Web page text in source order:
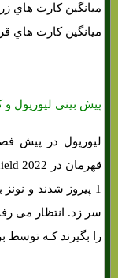
میانگین کارت هاي‌ زرد 0.08
میانگین کارت هاي‌ قرمز 0.02
پیش بینی لیورپول و
لیورپول در پیش
1 پیروز شدند و
سر زد. انتظار می
را بگیرند کـه توسط